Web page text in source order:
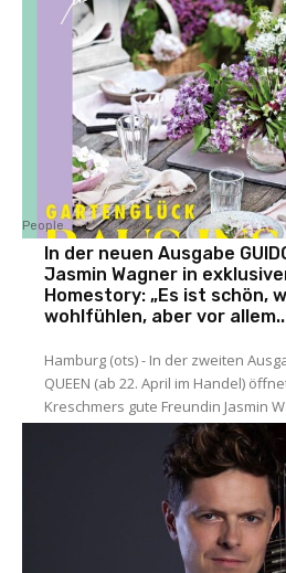
People
In der neuen Ausgabe
Jasmin Wagner in
Homestory: „Es ist schön,
wohlfühlen, aber vor
Hamburg (ots) - In der zweiten
QUEEN (ab 22. April im Handel)
Kreschmers gute Freundin Jasmin